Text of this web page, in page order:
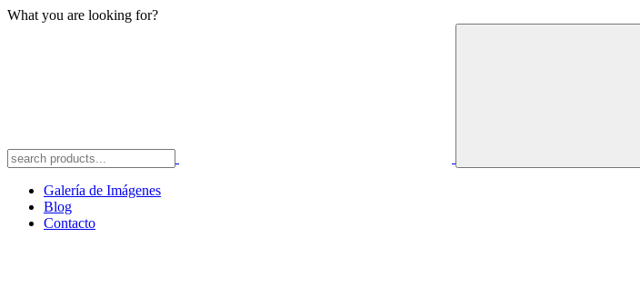
What you are looking for?
Galería de Imágenes
Blog
Contacto